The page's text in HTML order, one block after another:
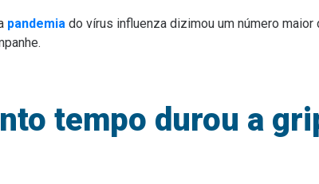
pandemia do vírus influenza dizimou um número
tempo durou a